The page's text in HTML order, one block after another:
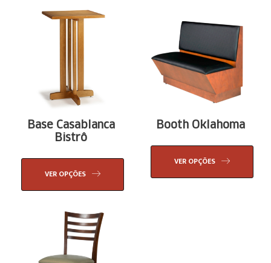
Base Casablanca
Bistrô
VER OPÇÕES
Booth Oklahoma
VER OPÇÕES